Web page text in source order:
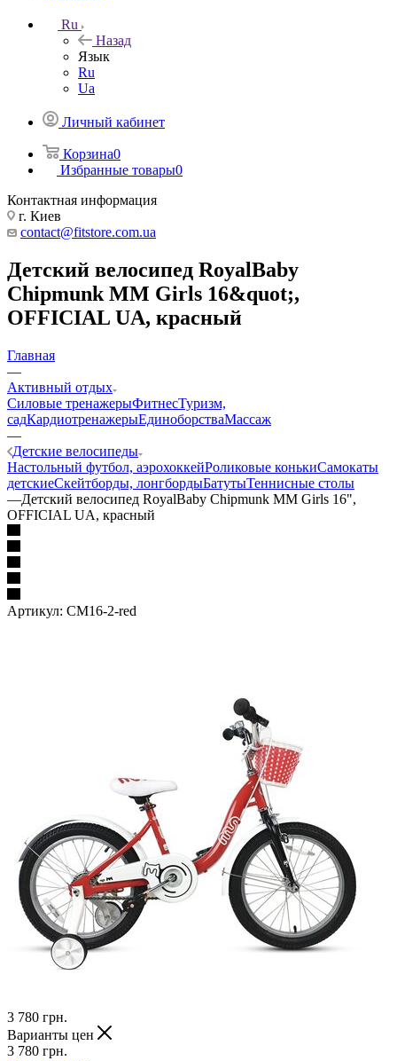
Ru
Назад
Язык
Ru
Ua
Личный кабинет
Корзина0
Избранные товары0
Контактная информация
г. Киев
contact@fitstore.com.ua
Детский велосипед RoyalBaby
Chipmunk MM Girls 16&quot;,
OFFICIAL UA, красный
Главная
—
Активный отдых
Силовые тренажерыФитнесТуризм,
садКардиотренажерыЕдиноборстваМассаж
—
Детские велосипеды
Настольный футбол, аэрохоккейРоликовые конькиСамокаты
детскиеСкейтборды, лонгбордыБатутыТеннисные столы
—Детский велосипед RoyalBaby Chipmunk MM Girls 16",
OFFICIAL UA, красный
Артикул: CM16-2-red
3 780 грн.
Варианты цен
3 780 грн.